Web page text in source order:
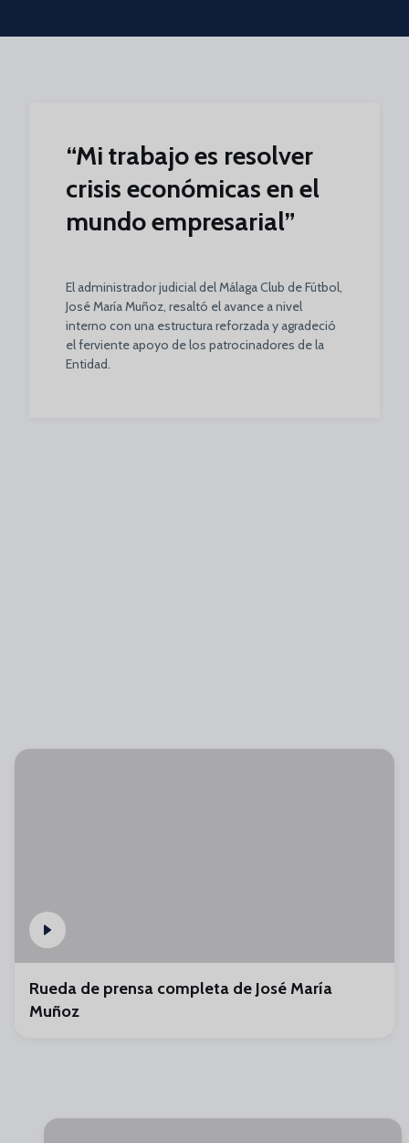
Skip to main content
“Mi trabajo es resolver
crisis económicas en el
mundo empresarial”
El administrador judicial del Málaga Club de Fútbol,
José María Muñoz, resaltó el avance a nivel
interno con una estructura reforzada y agradeció
el ferviente apoyo de los patrocinadores de la
Entidad.
Rueda de prensa completa de José María
Muñoz